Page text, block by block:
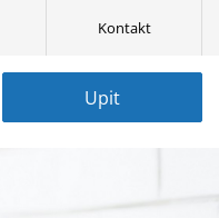
Kontakt
Upit